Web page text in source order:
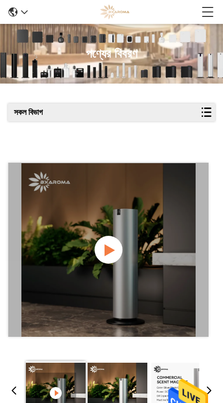
পণ্যের বিবরণ
সকল বিভাগ